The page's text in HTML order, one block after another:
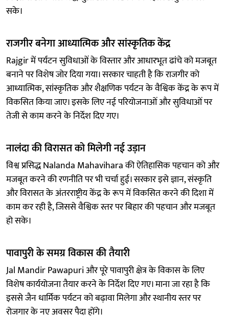
सके।
राजगीर बनेगा आध्यात्मिक और सांस्कृतिक केंद्र
Rajgir में पर्यटन सुविधाओं के विस्तार और आधारभूत ढांचे को मजबूत
बनाने पर विशेष जोर दिया गया। सरकार चाहती है कि राजगीर को
आध्यात्मिक, सांस्कृतिक और शैक्षणिक पर्यटन के वैश्विक केंद्र के रूप में
विकसित किया जाए। इसके लिए नई परियोजनाओं और सुविधाओं पर
तेजी से काम करने के निर्देश दिए गए।
नालंदा की विरासत को मिलेगी नई उड़ान
विश्व प्रसिद्ध Nalanda Mahavihara की ऐतिहासिक पहचान को और
मजबूत करने की रणनीति पर भी चर्चा हुई। सरकार इसे ज्ञान, संस्कृति
और विरासत के अंतरराष्ट्रीय केंद्र के रूप में विकसित करने की दिशा में
काम कर रही है, जिससे वैश्विक स्तर पर बिहार की पहचान और मजबूत
हो सके।
पावापुरी के समग्र विकास की तैयारी
Jal Mandir Pawapuri और पूरे पावापुरी क्षेत्र के विकास के लिए
विशेष कार्ययोजना तैयार करने के निर्देश दिए गए। माना जा रहा है कि
इससे जैन धार्मिक पर्यटन को बढ़ावा मिलेगा और स्थानीय स्तर पर
रोजगार के नए अवसर पैदा होंगे।